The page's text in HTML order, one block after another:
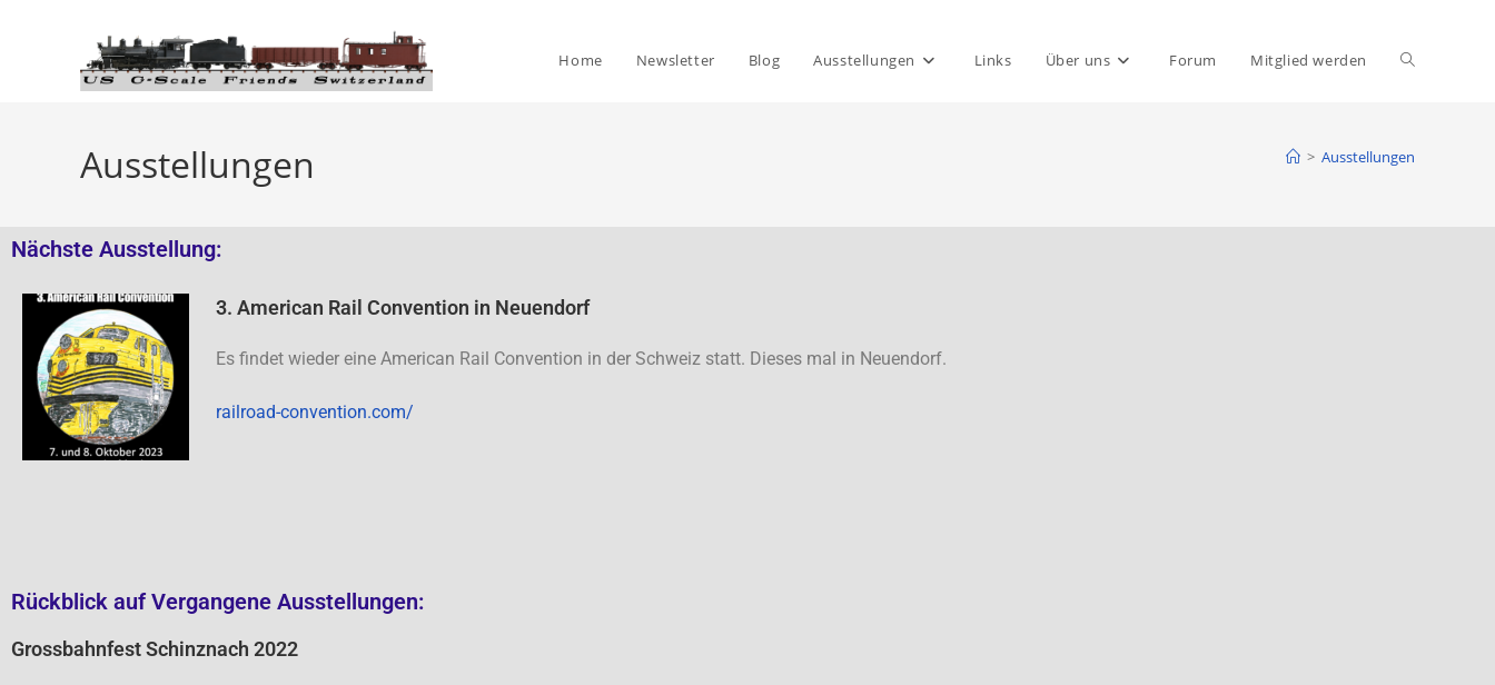
Home Newsletter Blog Ausstellungen Links Über uns Forum Mitglied werden
Ausstellungen > Ausstellungen
Nächste Ausstellung:
3. American Rail Convention in Neuendorf
Es findet wieder eine American Rail Convention in der Schweiz statt. Dieses mal in Neuendorf.
railroad-convention.com/
Rückblick auf Vergangene Ausstellungen:
Grossbahnfest Schinznach 2022